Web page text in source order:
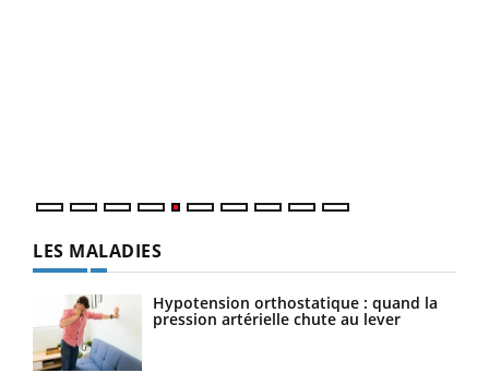
LES MALADIES
Hypotension orthostatique : quand la
pression artérielle chute au lever